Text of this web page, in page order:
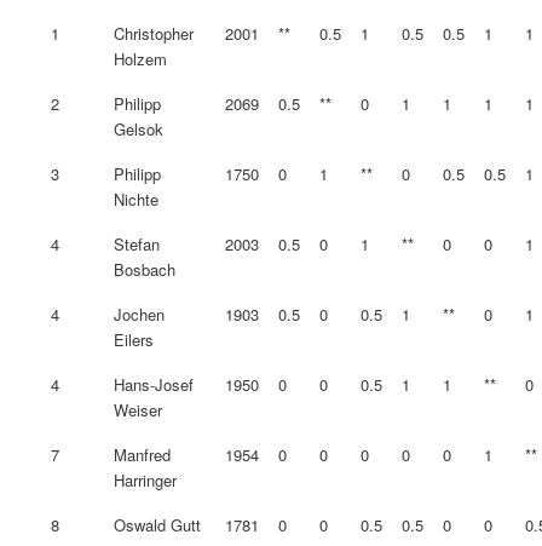
1
Christopher
Holzem
2001 ** 0.5 1 0.5 0.5 1 1
2
Philipp
Gelsok
2069 0.5 ** 0 1 1 1 1
3
Philipp
Nichte
1750 0 1 ** 0 0.5 0.5 1
4
Stefan
Bosbach
2003 0.5 0 1 ** 0 0 1
4
Jochen
Eilers
1903 0.5 0 0.5 1 ** 0 1
4
Hans-Josef
Weiser
1950 0 0 0.5 1 1 ** 0
7
Manfred
Harringer
1954 0 0 0 0 0 1 **
8 Oswald Gutt 1781 0 0 0.5 0.5 0 0